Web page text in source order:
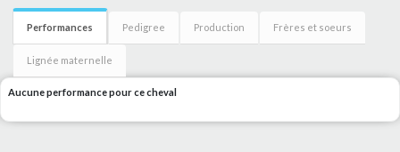
Performances Pedigree Production Frères et soeurs
Lignée maternelle
Aucune performance pour ce cheval